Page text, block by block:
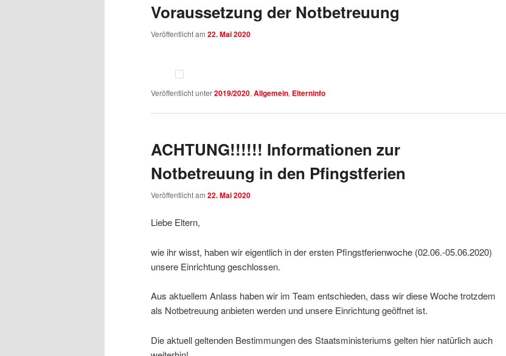
Voraussetzung der Notbetreuung
Veröffentlicht am 22. Mai 2020
Veröffentlicht unter2019/2020, Allgemein, Elterninfo
ACHTUNG!!!!!! Informationen zur
Notbetreuung in den Pfingstferien
Veröffentlicht am 22. Mai 2020
Liebe Eltern,
wie ihr wisst, haben wir eigentlich in der ersten Pfingstferienwoche (02.06.-05.06.2020)
unsere Einrichtung geschlossen.
Aus aktuellem Anlass haben wir im Team entschieden, dass wir diese Woche trotzdem
als Notbetreuung anbieten werden und unsere Einrichtung geöffnet ist.
Die aktuell geltenden Bestimmungen des Staatsministeriums gelten hier natürlich auch